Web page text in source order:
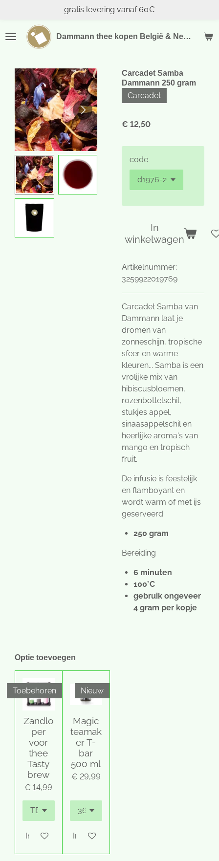
naar
Dammann thee kopen België & Nederland
gratis levering vanaf 60€
Carcadet Samba
Dammann 250 gram
Carcadet
€ 12,50
code
In
winkelwagen
Artikelnummer:
3259922019769
Carcadet Samba van
Dammann laat je
dromen van
zonneschijn, tropische
sfeer en warme
kleuren... Samba is een
vrolijke mix van
hibiscusbloemen,
rozenbottelschil,
stukjes appel,
sinaasappelschil en
heerlijke aroma's van
mango en tropisch
fruit.
De infusie is feestelijk
en flamboyant en
wordt warm of met ijs
geserveerd.
250 gram
Bereiding
6 minuten
100°C
gebruik ongeveer
4 gram per kopje
Optie toevoegen
Toebehoren
Zandlo
per
voor
thee
Tasty
brew
€ 14,99
In winkelwagen
Nieuw
Magic
teamak
er T-
bar
500 ml
€ 29,99
In winkelwagen